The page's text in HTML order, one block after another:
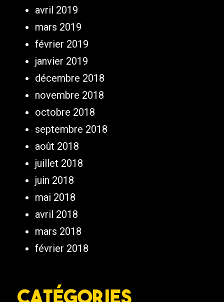
avril 2019
mars 2019
février 2019
janvier 2019
décembre 2018
novembre 2018
octobre 2018
septembre 2018
août 2018
juillet 2018
juin 2018
mai 2018
avril 2018
mars 2018
février 2018
Catégories